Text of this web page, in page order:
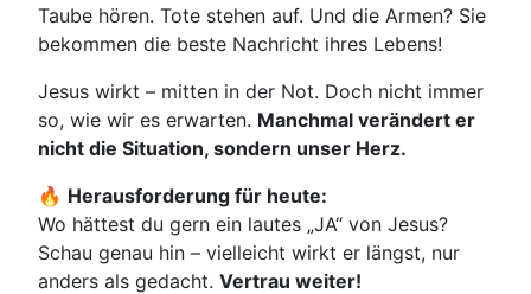
Taube hören. Tote stehen auf. Und die Armen? Sie
bekommen die beste Nachricht ihres Lebens!
Jesus wirkt – mitten in der Not. Doch nicht immer
so, wie wir es erwarten. Manchmal verändert er
nicht die Situation, sondern unser Herz.
🔥 Herausforderung für heute:
Wo hättest du gern ein lautes „JA“ von Jesus?
Schau genau hin – vielleicht wirkt er längst, nur
anders als gedacht. Vertrau weiter!